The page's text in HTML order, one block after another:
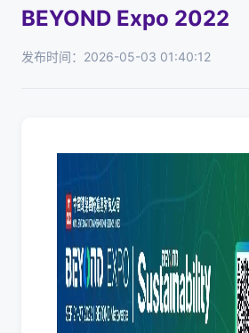
BEYOND Expo 2022
发布时间：2026-05-03 01:40:12